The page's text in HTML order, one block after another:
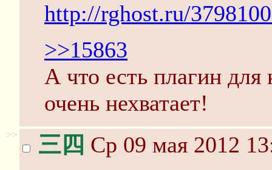
http://rghost.ru/
>>15863
А что есть плагин для
очень нехватает!
>> 三四 Ср 09 мая 2012